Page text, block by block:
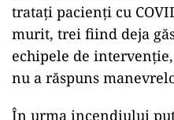
trataţi pacienţi cu
murit, trei fiind deja
echipele de
nu a răspuns
În urma incendiului